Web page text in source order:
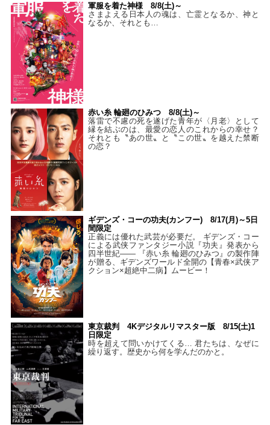
軍服を着た神様 8/8(土)～
さまよえる日本人の魂は、亡霊となるか、神と
なるか、それとも…
赤い糸 輪廻のひみつ 8/8(土)～
落雷で不慮の死を遂げた青年が〈月老〉として
縁を結ぶのは、最愛の恋人のこれからの幸せ？
それとも〝あの世〟と〝この世〟を越えた禁断
の恋？
ギデンズ・コーの功夫(カンフー) 8/17(月)～5日
間限定
正義には優れた武芸が必要だ。 ギデンズ・コー
による武侠ファンタジー小説『功夫』発表から
四半世紀―― 『赤い糸 輪廻のひみつ』の製作陣
が贈る、ギデンズワールド全開の【青春×武侠ア
クション×超絶中二病】ムービー！
東京裁判 4Kデジタルリマスター版 8/15(土)1
日限定
時を超えて問いかけてくる… 君たちは、なぜに
繰り返す。歴史から何を学んだのかと。